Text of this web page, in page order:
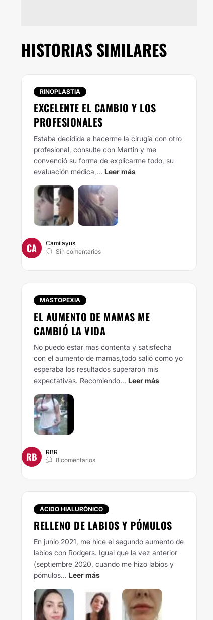
HISTORIAS SIMILARES
RINOPLASTIA
EXCELENTE EL CAMBIO Y LOS
PROFESIONALES
Estaba decidida a hacerme la cirugía con otro
profesional, consulté con Martin y me
convenció su forma de explicarme todo, su
evaluación médica,... Leer más
CA
Camilayus
Sin comentarios
MASTOPEXIA
EL AUMENTO DE MAMAS ME
CAMBIÓ LA VIDA
No puedo estar mas contenta y satisfecha
con el aumento de mamas,todo salió como yo
esperaba los resultados superaron mis
expectativas. Recomiendo... Leer más
RB
RBR
8 comentarios
ÁCIDO HIALURÓNICO
RELLENO DE LABIOS Y PÓMULOS
En junio 2021, me hice el segundo aumento de
labios con Rodgers. Igual que la vez anterior
(septiembre 2020, cuando me hizo labios y
pómulos... Leer más